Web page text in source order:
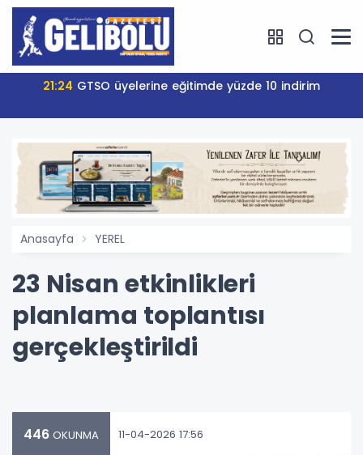
21:24 GTSO üyelerine eğitimde yüzde 10 indirim
Anasayfa YEREL
23 Nisan etkinlikleri
planlama toplantısı
gerçekleştirildi
446 OKUNMA 11-04-2026 17:56